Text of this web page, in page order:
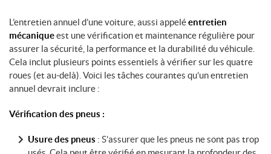
L’entretien annuel d’une voiture, aussi appeléentretien
mécaniqueest une vérification et maintenance régulière pour
assurer la sécurité, la performance et la durabilité du véhicule.
Cela inclut plusieurs points essentiels à vérifier sur les quatre
roues (et au-delà). Voici les tâches courantes qu’un entretien
annuel devrait inclure :
Vérification des pneus :
Usure des pneus : S’assurer que les pneus ne sont pas trop